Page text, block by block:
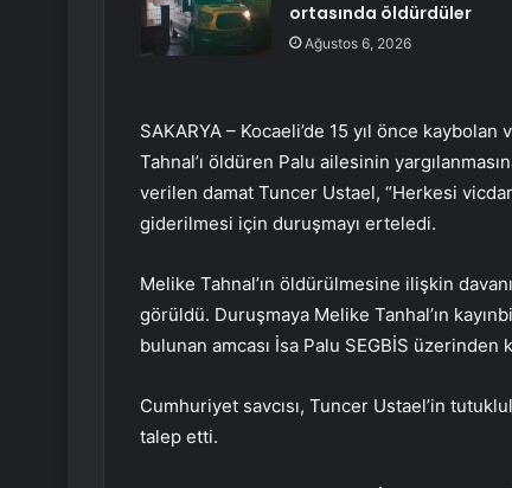
ortasında öldürdüler
Ağustos 6, 2026
SAKARYA – Kocaeli’de 15 yıl önce
Tahnal’ı öldüren Palu ailesinin
verilen damat Tuncer Ustael, “Herkesi
giderilmesi için duruşmayı erteledi.
Melike Tahnal’ın öldürülmesine ilişkin
görüldü. Duruşmaya Melike Tanhal’ın
bulunan amcası İsa Palu SEGBİS üzerinden
Cumhuriyet savcısı, Tuncer Ustael’in
talep etti.